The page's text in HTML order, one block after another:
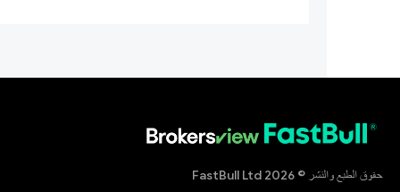
حقوق الطبع والنشر © 2026 FastBull Ltd